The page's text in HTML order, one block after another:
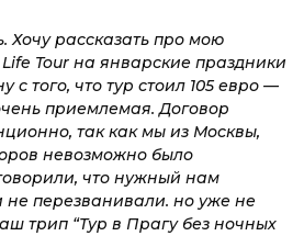
Хочу рассказать про мою
Tour на январские праздники
с того, что тур стоил 105 евро —
приемлемая. Договор
так как мы из Москвы,
невозможно было
что нужный нам
не перезванивали. но уже не
трип “Тур в Прагу без ночных